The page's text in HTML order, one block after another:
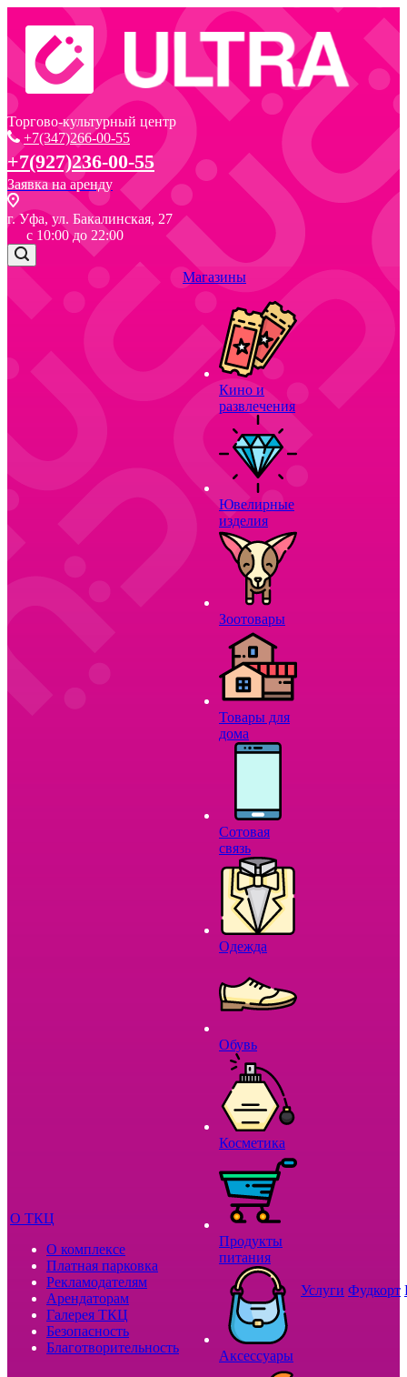
Торгово-культурный центр
+7(347)266-00-55
+7(927)236-00-55
Заявка на аренду
г. Уфа, ул. Бакалинская, 27
с 10:00 до 22:00
О ТКЦ
О комплексе
Платная парковка
Рекламодателям
Арендаторам
Галерея ТКЦ
Безопасность
Благотворительность
Магазины
Кино и
развлечения
Ювелирные
изделия
Зоотовары
Товары для
дома
Сотовая
связь
Одежда
Обувь
Косметика
Продукты
питания
Аксессуары
Услуги Фудкорт